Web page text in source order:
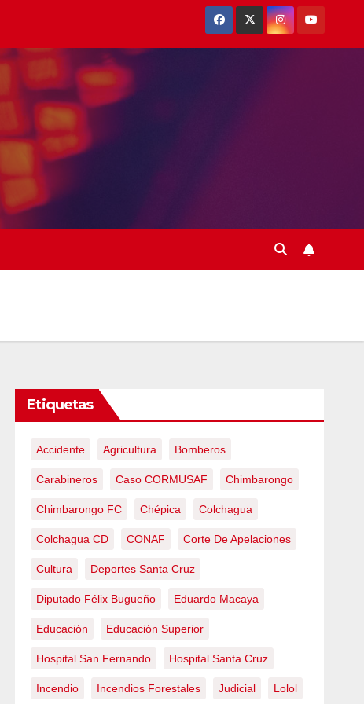
Etiquetas
Accidente Agricultura Bomberos
Carabineros Caso CORMUSAF Chimbarongo
Chimbarongo FC Chépica Colchagua
Colchagua CD CONAF Corte De Apelaciones
Cultura Deportes Santa Cruz
Diputado Félix Bugueño Eduardo Macaya
Educación Educación Superior
Hospital San Fernando Hospital Santa Cruz
Incendio Incendios Forestales Judicial Lolol